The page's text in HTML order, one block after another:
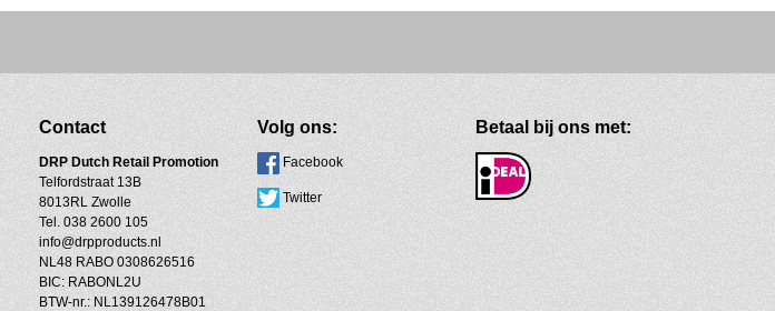
Contact
DRPDutch Retail Promotion
Telfordstraat 13B
8013RL Zwolle
Tel. 038 2600 105
info@drpproducts.nl
NL48 RABO 0308626516
BIC: RABONL2U
BTW-nr.: NL139126478B01
Volg ons:
Facebook
Twitter
Betaal bij ons met: